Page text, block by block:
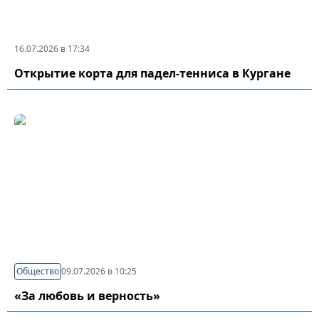
16.07.2026 в 17:34
Открытие корта для падел-тенниса в Кургане
Общество09.07.2026 в 10:25
«За любовь и верность»